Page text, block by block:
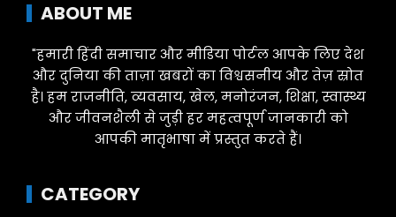
ABOUT ME
"हमारी हिंदी समाचार और मीडिया पोर्टल आपके लिए देश
और दुनिया की ताज़ा खबरों का विश्वसनीय और तेज़ स्रोत
है। हम राजनीति, व्यवसाय, खेल, मनोरंजन, शिक्षा, स्वास्थ्य
और जीवनशैली से जुड़ी हर महत्वपूर्ण जानकारी को
आपकी मातृभाषा में प्रस्तुत करते हैं।
CATEGORY